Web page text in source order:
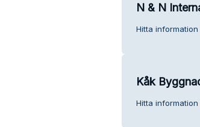
N & N
Hitta
Kåk
Hitta information